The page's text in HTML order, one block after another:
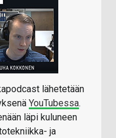
lähetetään
YouTubessa.
läpi kuluneen
ja